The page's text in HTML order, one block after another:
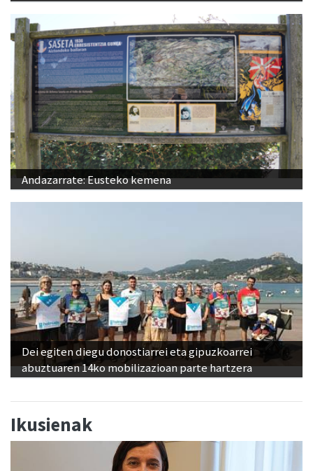
Andazarrate: Eusteko kemena
Dei egiten diegu donostiarrei eta gipuzkoarrei
abuztuaren 14ko mobilizazioan parte hartzera
Ikusienak